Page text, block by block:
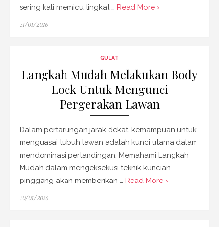
sering kali memicu tingkat … Read More ›
Posted
31/01/2026
GULAT
Langkah Mudah Melakukan Body
Lock Untuk Mengunci
Pergerakan Lawan
Dalam pertarungan jarak dekat, kemampuan untuk
menguasai tubuh lawan adalah kunci utama dalam
mendominasi pertandingan. Memahami Langkah
Mudah dalam mengeksekusi teknik kuncian
pinggang akan memberikan … Read More ›
Posted
30/01/2026